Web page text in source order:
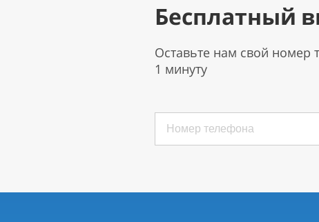
Бесплатный
Оставьте нам свой номер
1 минуту